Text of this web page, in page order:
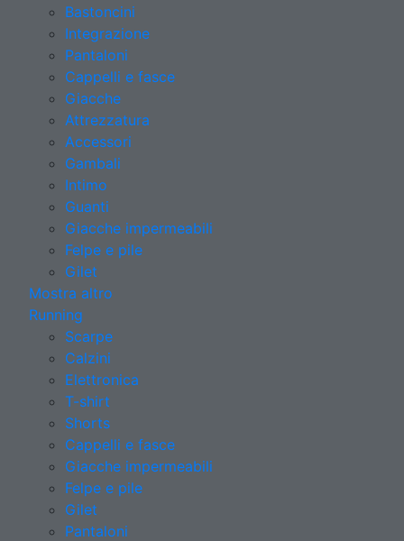
Bastoncini
Integrazione
Pantaloni
Cappelli e fasce
Giacche
Attrezzatura
Accessori
Gambali
Intimo
Guanti
Giacche impermeabili
Felpe e pile
Gilet
Mostra altro
Running
Scarpe
Calzini
Elettronica
T-shirt
Shorts
Cappelli e fasce
Giacche impermeabili
Felpe e pile
Gilet
Pantaloni